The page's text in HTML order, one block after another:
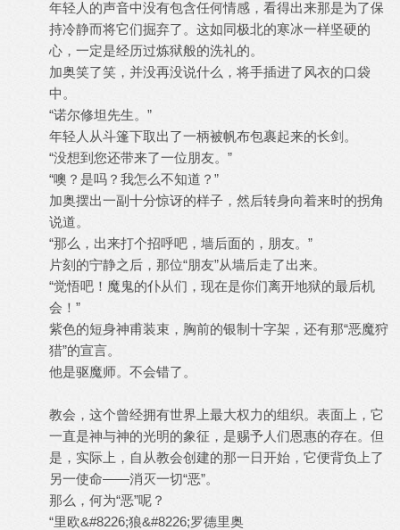
年轻人的声音中没有包含任何情感，看得出来那是为了保
持冷静而将它们掘弃了。这如同极北的寒冰一样坚硬的
心，一定是经历过炼狱般的洗礼的。
加奥笑了笑，并没再没说什么，将手插进了风衣的口袋
中。
“诺尔修坦先生。”
年轻人从斗篷下取出了一柄被帆布包裹起来的长剑。
“没想到您还带来了一位朋友。”
“噢？是吗？我怎么不知道？”
加奥摆出一副十分惊讶的样子，然后转身向着来时的拐角
说道。
“那么，出来打个招呼吧，墙后面的，朋友。”
片刻的宁静之后，那位“朋友”从墙后走了出来。
“觉悟吧！魔鬼的仆从们，现在是你们离开地狱的最后机
会！”
紫色的短身神甫装束，胸前的银制十字架，还有那“恶魔狩
猎”的宣言。
他是驱魔师。不会错了。
教会，这个曾经拥有世界上最大权力的组织。表面上，它
一直是神与神的光明的象征，是赐予人们恩惠的存在。但
是，实际上，自从教会创建的那一日开始，它便背负上了
另一使命——消灭一切“恶”。
那么，何为“恶”呢？
“里欧&#8226;狼&#8226;罗德里奥